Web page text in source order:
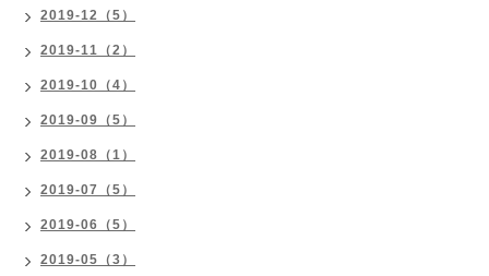
2019-12（5）
2019-11（2）
2019-10（4）
2019-09（5）
2019-08（1）
2019-07（5）
2019-06（5）
2019-05（3）